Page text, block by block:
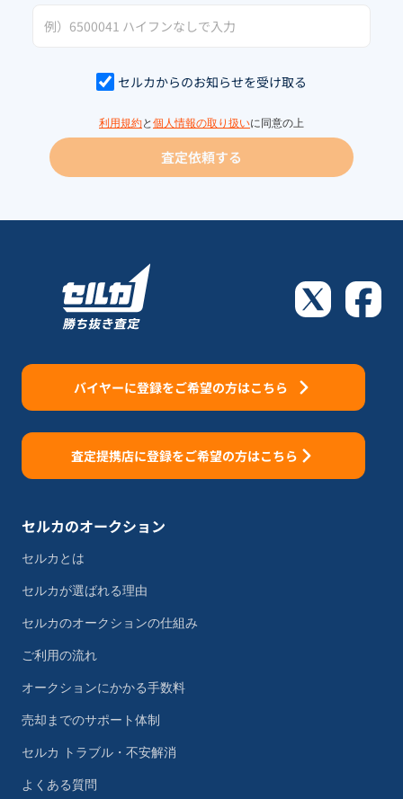
セルカからのお知らせを受け取る
利用規約と 個人情報の取り扱いに同意の上
査定依頼する
バイヤーに登録をご希望の方はこちら
査定提携店に登録をご希望の方はこちら
セルカのオークション
セルカとは
セルカが選ばれる理由
セルカのオークションの仕組み
ご利用の流れ
オークションにかかる手数料
売却までのサポート体制
セルカ トラブル・不安解消
よくある質問